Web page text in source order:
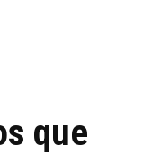
que